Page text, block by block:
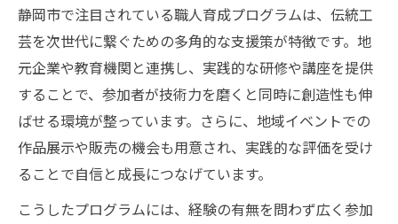
静岡市で注目されている職人育成プログラムは、伝統工
芸を次世代に繋ぐための多角的な支援策が特徴です。地
元企業や教育機関と連携し、実践的な研修や講座を提供
することで、参加者が技術力を磨くと同時に創造性も伸
ばせる環境が整っています。さらに、地域イベントでの
作品展示や販売の機会も用意され、実践的な評価を受け
ることで自信と成長につなげています。
こうしたプログラムには、経験の有無を問わず広く参加